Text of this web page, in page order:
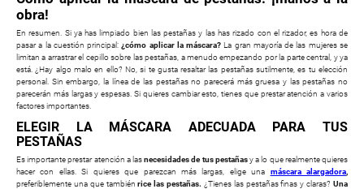
obra!
En resumen. Si ya has limpiado bien las pestañas y las has rizado con el rizador, es hora de
pasar a la cuestión principal: ¿cómo aplicar la máscara? La gran mayoría de las mujeres se
limitan a arrastrar el cepillo sobre las pestañas, a menudo empezando por la parte central, y ya
está. ¿Hay algo malo en ello? No, si te gusta resaltar las pestañas sutilmente, es tu elección
personal. Sin embargo, la línea de las pestañas no parecerá más gruesa y las pestañas no
parecerán más largas y espesas. Si quieres cambiar esto, tienes que prestar atención a varios
factores importantes.
ELEGIR LA MÁSCARA ADECUADA PARA TUS
PESTAÑAS
Es importante prestar atención a lasnecesidades de tus pestañasy a lo que realmente quieres
hacer con ellas. Si quieres que parezcan más largas, elige una máscara alargadora,
preferiblemente una que tambiénrice las pestañas. ¿Tienes las pestañas finas y claras?Una